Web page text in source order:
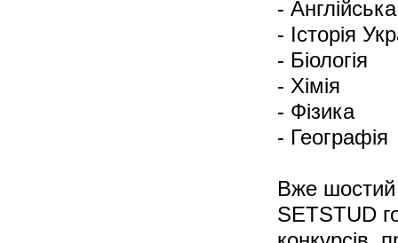
-
- Історія
- Біологія
- Хімія
- Фізика
- Географія
Вже шостий
SETSTUD